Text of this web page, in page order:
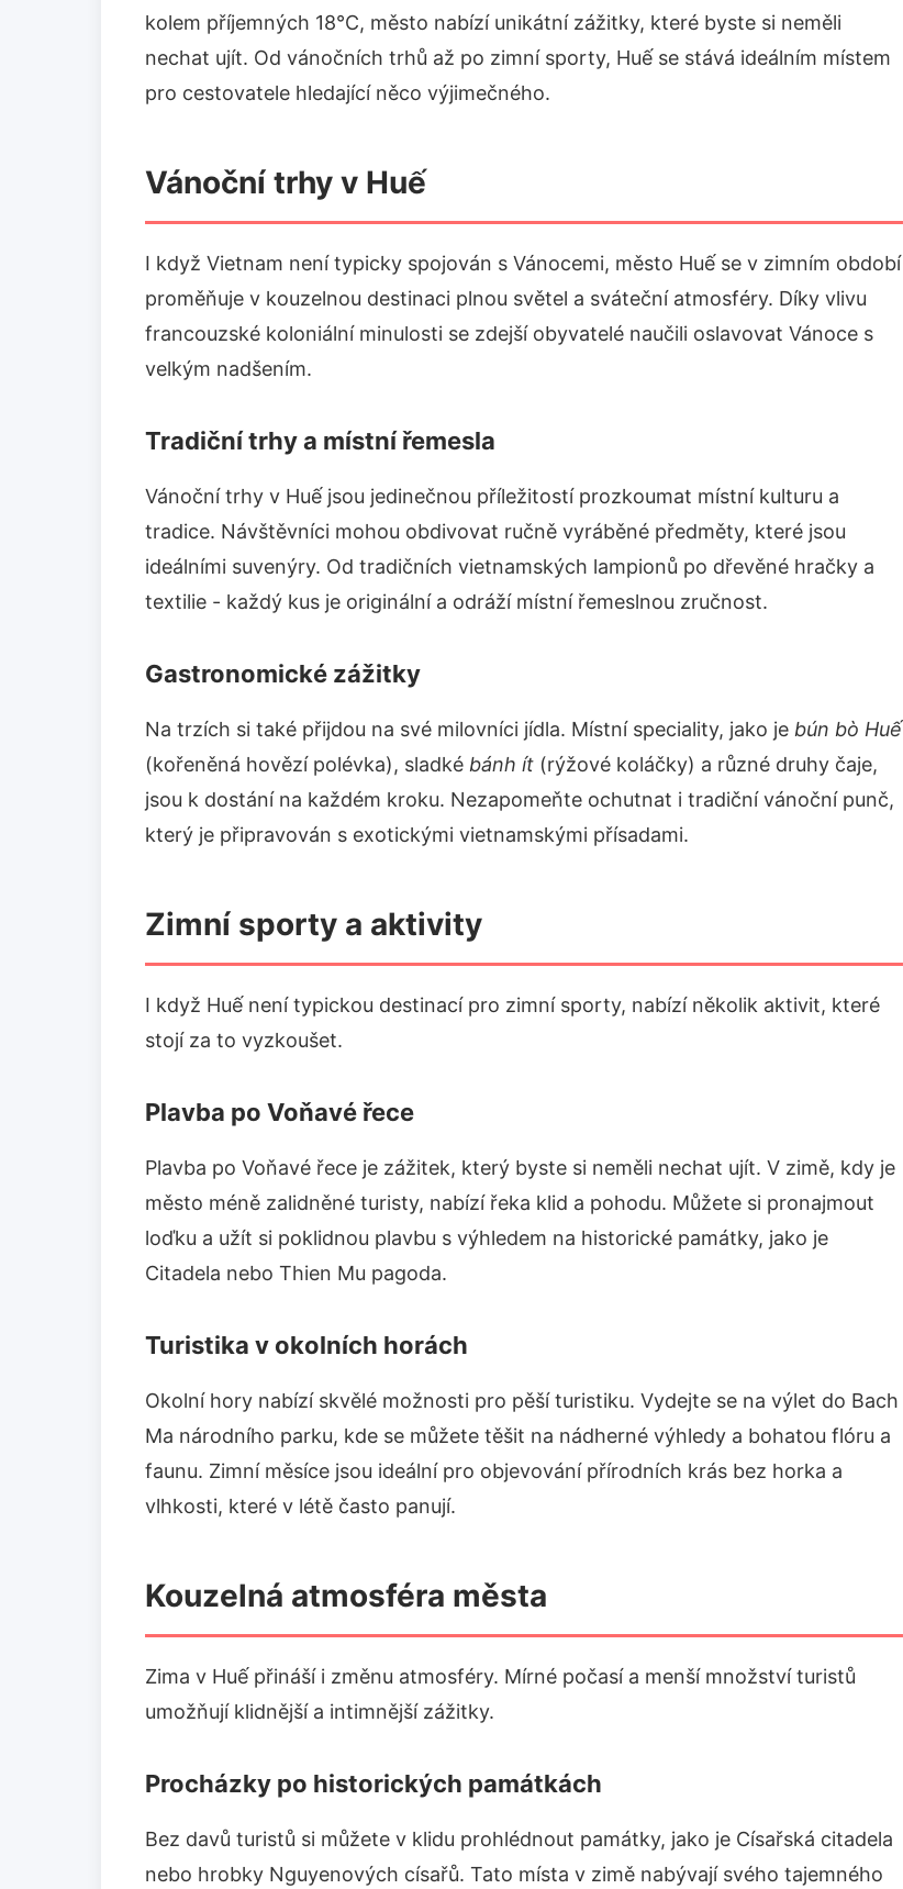
kolem příjemných 18°C, město nabízí unikátní zážitky, které byste si neměli
nechat ujít. Od vánočních trhů až po zimní sporty, Huế se stává ideálním místem
pro cestovatele hledající něco výjimečného.
Vánoční trhy v Huế
I když Vietnam není typicky spojován s Vánocemi, město Huế se v zimním období
proměňuje v kouzelnou destinaci plnou světel a sváteční atmosféry. Díky vlivu
francouzské koloniální minulosti se zdejší obyvatelé naučili oslavovat Vánoce s
velkým nadšením.
Tradiční trhy a místní řemesla
Vánoční trhy v Huế jsou jedinečnou příležitostí prozkoumat místní kulturu a
tradice. Návštěvníci mohou obdivovat ručně vyráběné předměty, které jsou
ideálními suvenýry. Od tradičních vietnamských lampionů po dřevěné hračky a
textilie - každý kus je originální a odráží místní řemeslnou zručnost.
Gastronomické zážitky
Na trzích si také přijdou na své milovníci jídla. Místní speciality, jako je bún bò Huế
(kořeněná hovězí polévka), sladké bánh ít (rýžové koláčky) a různé druhy čaje,
jsou k dostání na každém kroku. Nezapomeňte ochutnat i tradiční vánoční punč,
který je připravován s exotickými vietnamskými přísadami.
Zimní sporty a aktivity
I když Huế není typickou destinací pro zimní sporty, nabízí několik aktivit, které
stojí za to vyzkoušet.
Plavba po Voňavé řece
Plavba po Voňavé řece je zážitek, který byste si neměli nechat ujít. V zimě, kdy je
město méně zalidněné turisty, nabízí řeka klid a pohodu. Můžete si pronajmout
loďku a užít si poklidnou plavbu s výhledem na historické památky, jako je
Citadela nebo Thien Mu pagoda.
Turistika v okolních horách
Okolní hory nabízí skvělé možnosti pro pěší turistiku. Vydejte se na výlet do Bach
Ma národního parku, kde se můžete těšit na nádherné výhledy a bohatou flóru a
faunu. Zimní měsíce jsou ideální pro objevování přírodních krás bez horka a
vlhkosti, které v létě často panují.
Kouzelná atmosféra města
Zima v Huế přináší i změnu atmosféry. Mírné počasí a menší množství turistů
umožňují klidnější a intimnější zážitky.
Procházky po historických památkách
Bez davů turistů si můžete v klidu prohlédnout památky, jako je Císařská citadela
nebo hrobky Nguyenových císařů. Tato místa v zimě nabývají svého tajemného